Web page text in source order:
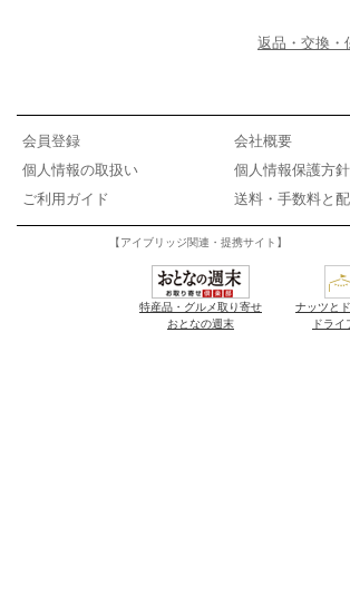
返品・交換・
会員登録 会社概要
個人情報の取扱い
個人情報保護方針
ご利用ガイド
送料・手数料と
【アイブリッジ関連・提携サイト】
特産品・グルメ取り寄せ
おとなの週末
ナッツと
ドライ